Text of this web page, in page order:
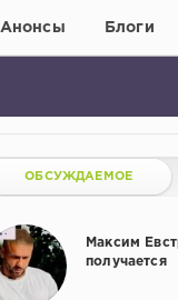
Анонсы Блоги
ОБСУЖДАЕМОЕ
Максим
получается